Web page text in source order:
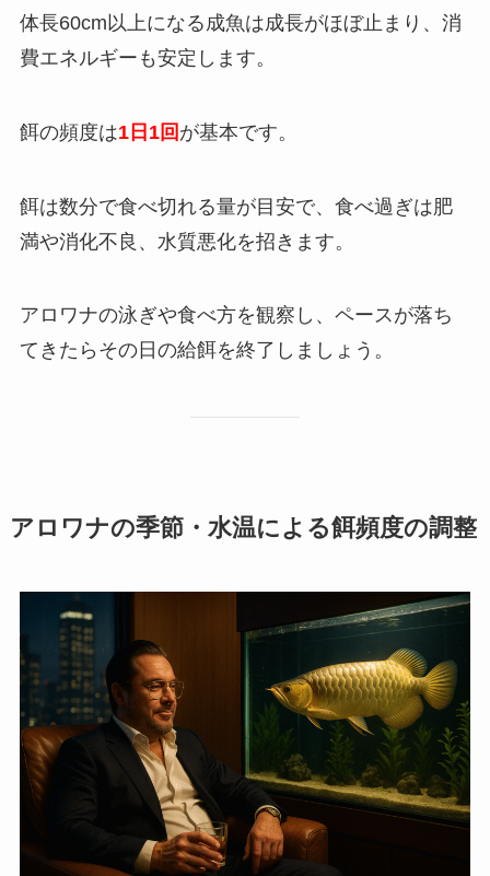
体長60cm以上になる成魚は成長がほぼ止まり、消
費エネルギーも安定します。
餌の頻度は1日1回 が基本です。
餌は数分で食べ切れる量が目安で、食べ過ぎは肥
満や消化不良、水質悪化を招きます。
アロワナの泳ぎや食べ方を観察し、ペースが落ち
てきたらその日の給餌を終了しましょう。
アロワナの季節・水温による餌頻度の調整